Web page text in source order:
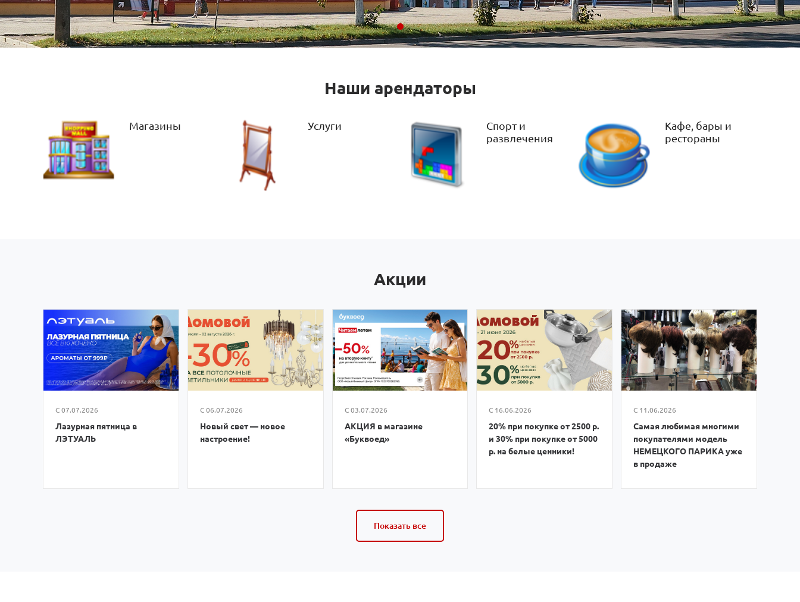
Наши арендаторы
Магазины Услуги
Спорт и
развлечения
Кафе, бары и
рестораны
Акции
С 07.07.2026
Лазурная пятница в
ЛЭТУАЛЬ
С 06.07.2026
Новый свет — новое
настроение!
С 03.07.2026
АКЦИЯ в магазине
«Буквоед»
С 16.06.2026
20% при покупке от 2500 р.
и 30% при покупке от 5000
р. на белые ценники!
С 11.06.2026
Самая любимая многими
покупателями модель
НЕМЕЦКОГО ПАРИКА уже
в продаже
Показать все